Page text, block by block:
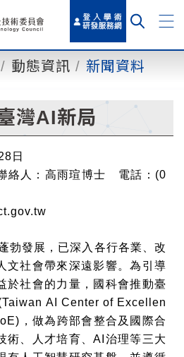
動態資訊 新聞資料
灣AI新局
日
絡人：高雨瑄博士 電話：(0
勃發展，已深入各行各業、改
文社會帶來深遠影響。為引導
於社會的力量，國科會推動臺
AI Center of Excellen
，做為跨部會整合及國際合
術、人才培育、AI治理等三大